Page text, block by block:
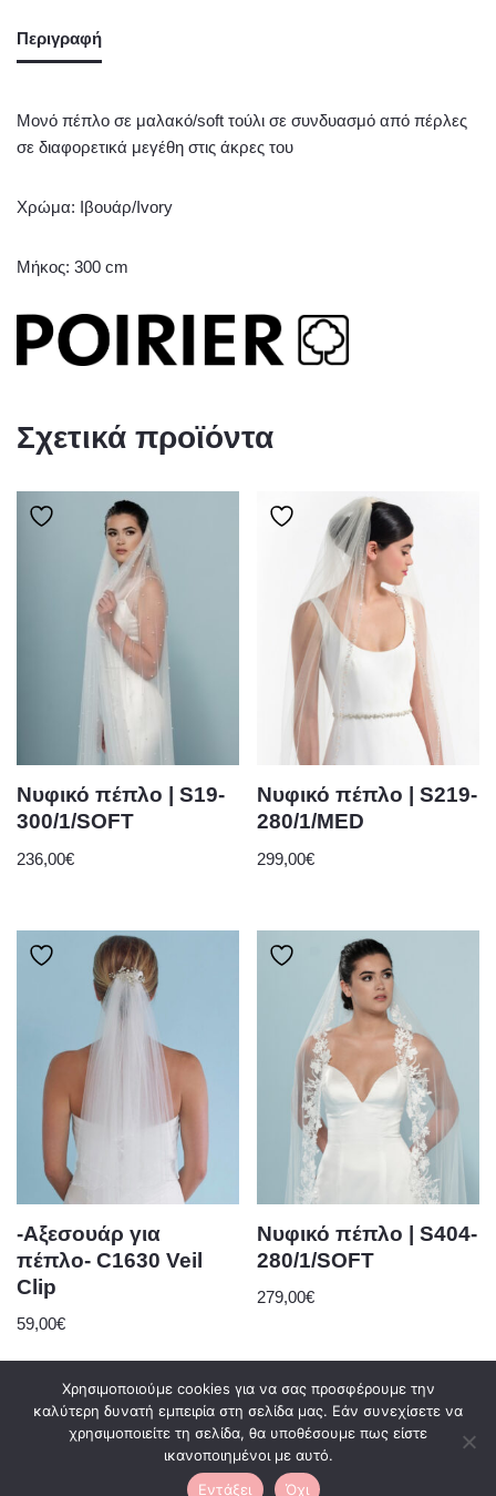
Περιγραφή
Μονό πέπλο σε μαλακό/soft τούλι σε συνδυασμό από πέρλες
σε διαφορετικά μεγέθη στις άκρες του
Χρώμα: Ιβουάρ/Ivory
Μήκος: 300 cm
Σχετικά προϊόντα
Νυφικό πέπλο | S19-
300/1/SOFT
236,00€
Νυφικό πέπλο | S219-
280/1/MED
299,00€
-Αξεσουάρ για
πέπλο- C1630 Veil
Clip
59,00€
Νυφικό πέπλο | S404-
280/1/SOFT
279,00€
Χρησιμοποιούμε cookies για να σας προσφέρουμε την
καλύτερη δυνατή εμπειρία στη σελίδα μας. Εάν συνεχίσετε να
χρησιμοποιείτε τη σελίδα, θα υποθέσουμε πως είστε
ικανοποιημένοι με αυτό.
Εντάξει
Όχι